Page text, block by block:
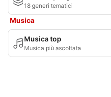
18 generi tematici
Musica
Musica top
Musica più ascoltata